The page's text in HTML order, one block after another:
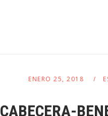
ENERO 25, 2018
CABECERA-